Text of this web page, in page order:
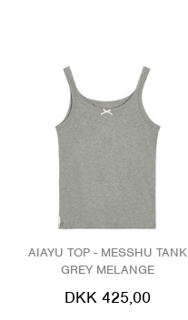
AIAYU TOP - MESSHU TANK
GREY MELANGE
DKK 425,00